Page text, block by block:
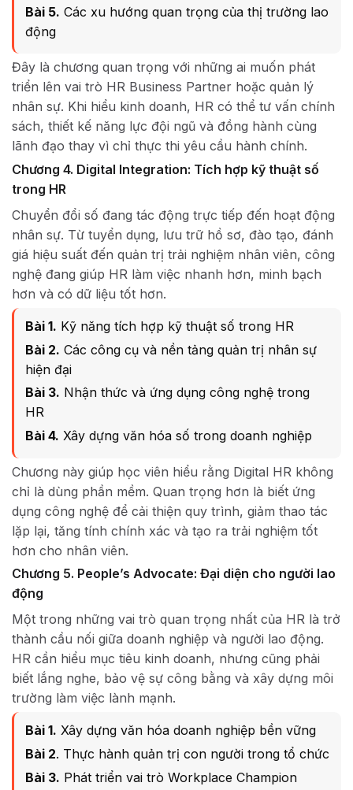
Bài 5. Các xu hướng quan trọng của thị trường lao
động
Đây là chương quan trọng với những ai muốn phát
triển lên vai trò HR Business Partner hoặc quản lý
nhân sự. Khi hiểu kinh doanh, HR có thể tư vấn chính
sách, thiết kế năng lực đội ngũ và đồng hành cùng
lãnh đạo thay vì chỉ thực thi yêu cầu hành chính.
Chương 4. Digital Integration: Tích hợp kỹ thuật số
trong HR
Chuyển đổi số đang tác động trực tiếp đến hoạt động
nhân sự. Từ tuyển dụng, lưu trữ hồ sơ, đào tạo, đánh
giá hiệu suất đến quản trị trải nghiệm nhân viên, công
nghệ đang giúp HR làm việc nhanh hơn, minh bạch
hơn và có dữ liệu tốt hơn.
Bài 1. Kỹ năng tích hợp kỹ thuật số trong HR
Bài 2. Các công cụ và nền tảng quản trị nhân sự
hiện đại
Bài 3. Nhận thức và ứng dụng công nghệ trong
HR
Bài 4. Xây dựng văn hóa số trong doanh nghiệp
Chương này giúp học viên hiểu rằng Digital HR không
chỉ là dùng phần mềm. Quan trọng hơn là biết ứng
dụng công nghệ để cải thiện quy trình, giảm thao tác
lặp lại, tăng tính chính xác và tạo ra trải nghiệm tốt
hơn cho nhân viên.
Chương 5. People’s Advocate: Đại diện cho người lao
động
Một trong những vai trò quan trọng nhất của HR là trở
thành cầu nối giữa doanh nghiệp và người lao động.
HR cần hiểu mục tiêu kinh doanh, nhưng cũng phải
biết lắng nghe, bảo vệ sự công bằng và xây dựng môi
trường làm việc lành mạnh.
Bài 1. Xây dựng văn hóa doanh nghiệp bền vững
Bài 2. Thực hành quản trị con người trong tổ chức
Bài 3. Phát triển vai trò Workplace Champion